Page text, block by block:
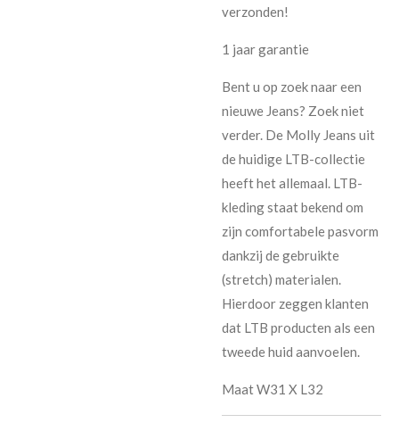
verzonden!
1 jaar garantie
Bent u op zoek naar een
nieuwe Jeans? Zoek niet
verder. De Molly Jeans uit
de huidige LTB-collectie
heeft het allemaal. LTB-
kleding staat bekend om
zijn comfortabele pasvorm
dankzij de gebruikte
(stretch) materialen.
Hierdoor zeggen klanten
dat LTB producten als een
tweede huid aanvoelen.
Maat W31 X L32